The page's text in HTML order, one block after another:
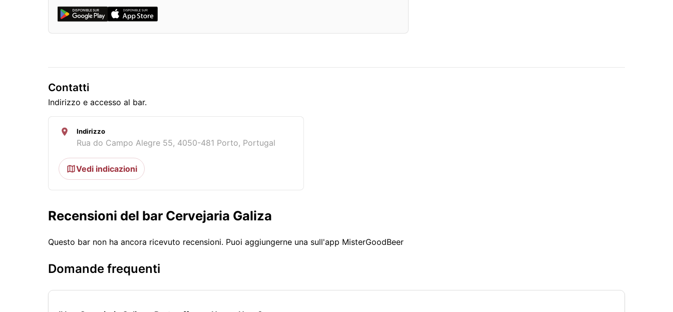
Contatti
Indirizzo e accesso al bar.
Indirizzo
Rua do Campo Alegre 55, 4050-481 Porto, Portugal
Vedi indicazioni
Recensioni del bar Cervejaria Galiza
Questo bar non ha ancora ricevuto recensioni. Puoi aggiungerne una sull'app MisterGoodBeer
Domande frequenti